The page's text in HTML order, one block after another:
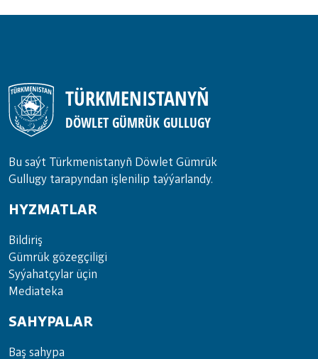
TÜRKMENISTANYŇ
DÖWLET GÜMRÜK GULLUGY
Bu saýt Türkmenistanyñ Döwlet Gümrük
Gullugy tarapyndan işlenilip taýýarlandy.
HYZMATLAR
Bil­di­riş
Güm­rük gö­zeg­çi­li­gi
Sy­ýa­hat­çy­lar ü­çin
Media­teka
SAHYPALAR
Baş sahypa